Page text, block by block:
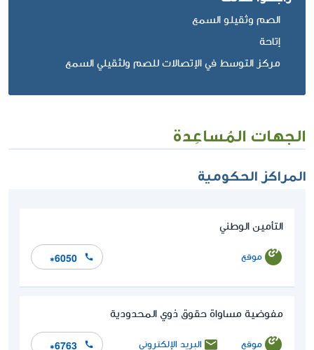
الصم وثقيلو السمع
إتاحة
مركز التوسط في الإتصالات للصم ولثقيلي السمع
الجهات المُساعِدة
المراكز الحكومية
التأمين الوطني
موقع *6050
مفوضية مساواة حقوق ذوي المحدودية
موقع البريد الإلكتروني *6763